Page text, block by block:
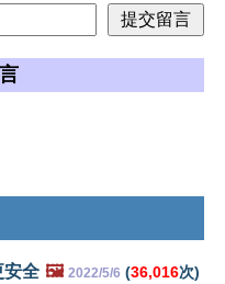
安全 🖼️ 2022/5/6 (36,016次)